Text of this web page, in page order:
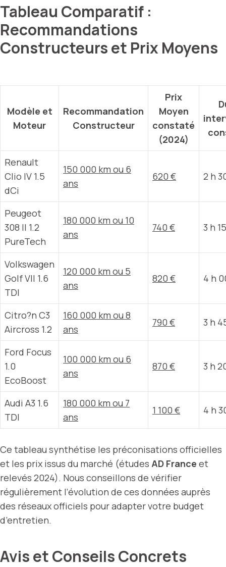
Tableau Comparatif :
Recommandations
Constructeurs et Prix Moyens
Modèle et
Moteur
Recommandation
Constructeur
Prix
Moyen
constaté
(2024)
Renault
Clio IV 1.5
dCi
150 000 km ou 6
ans
620 € 2 h
Peugeot
308 II 1.2
PureTech
180 000 km ou 10
ans
740 € 3 h 15
Volkswagen
Golf VII 1.6
TDI
120 000 km ou 5
ans
820 € 4 h
Citro?n C3
Aircross 1.2
160 000 km ou 8
ans
790 € 3 h
Ford Focus
1.0
EcoBoost
100 000 km ou 6
ans
870 € 3 h
Audi A3 1.6
TDI
180 000 km ou 7
ans
1 100 € 4 h
Ce tableau synthétise les préconisations officielles
et les prix issus du marché (études AD France et
relevés 2024). Nous conseillons de vérifier
régulièrement l’évolution de ces données auprès
des réseaux officiels pour adapter votre budget
d’entretien.
Avis et Conseils Concrets